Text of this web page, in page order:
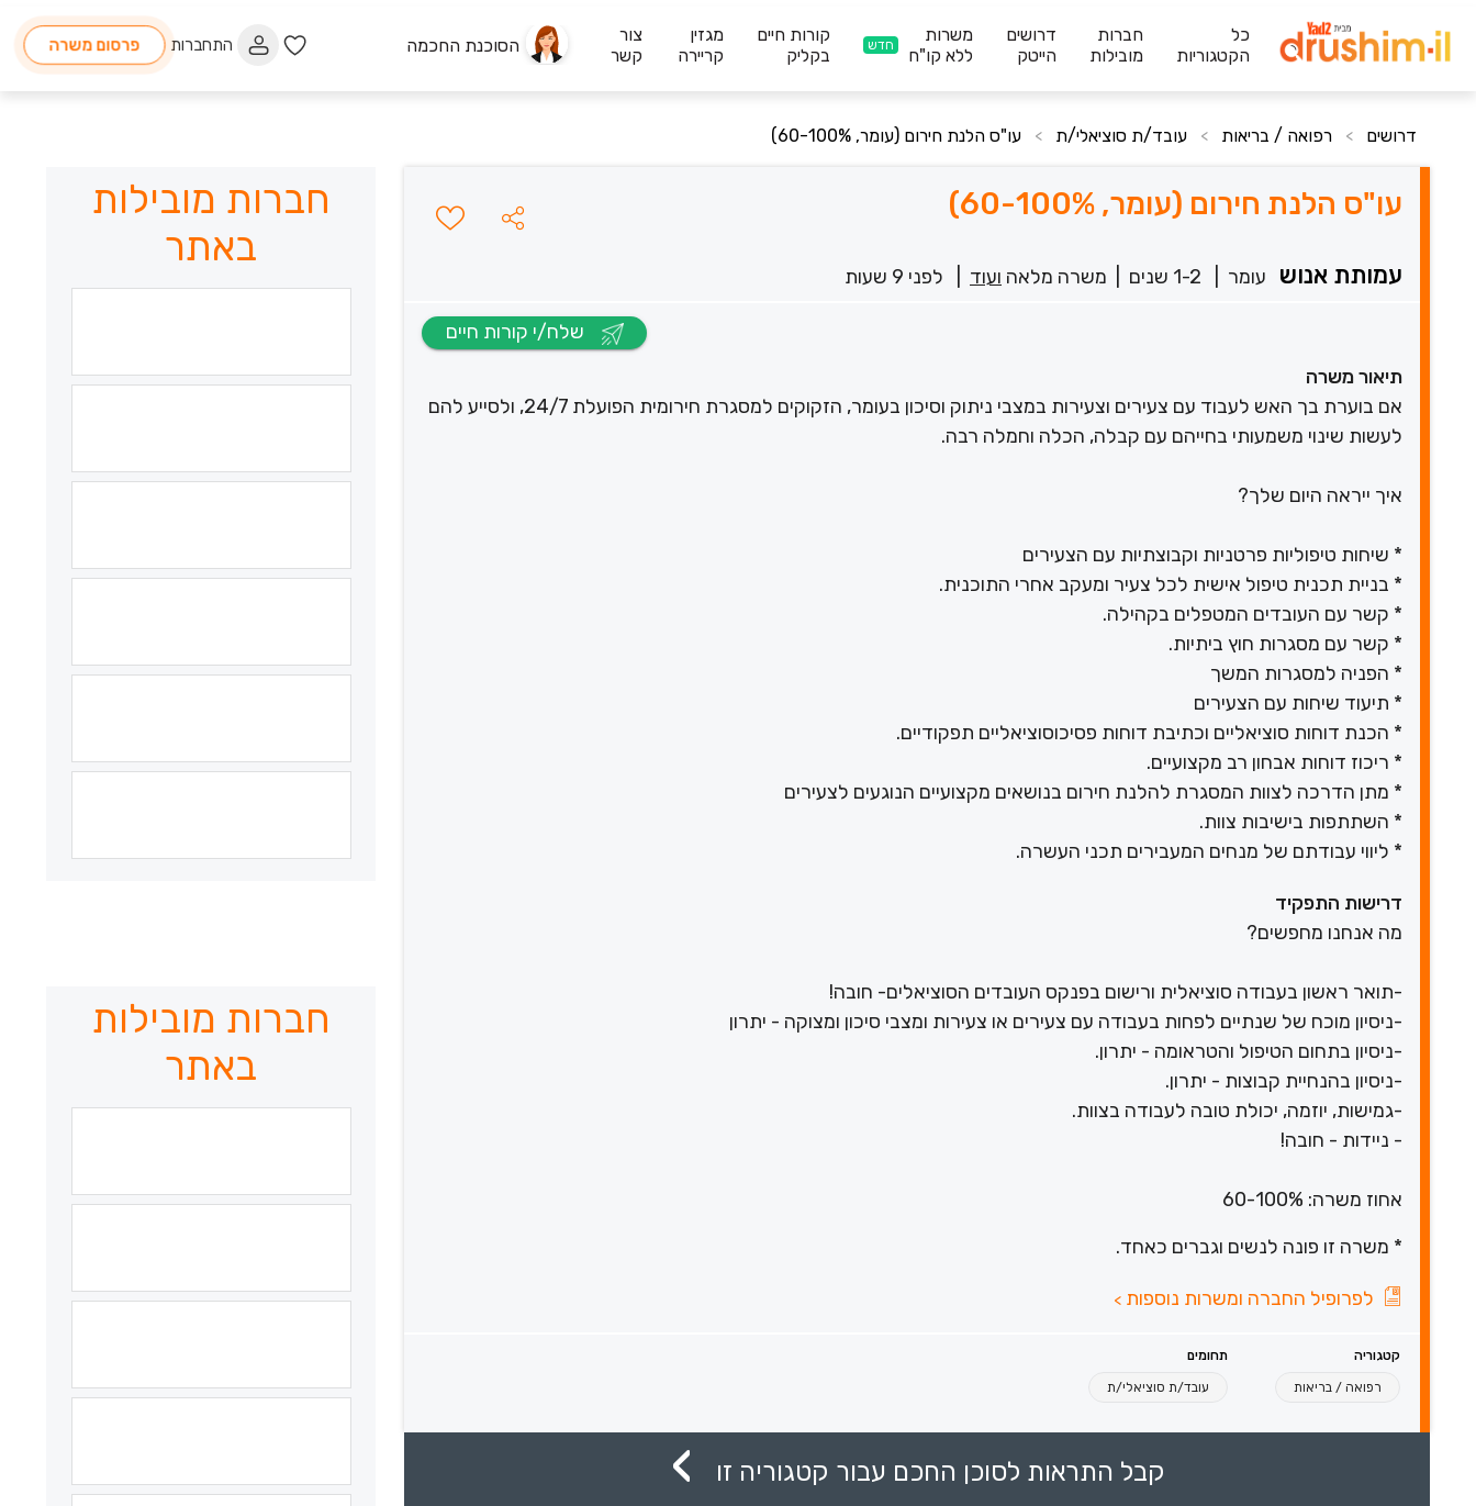
כל
הקטגוריות
חברות
מובילות
דרושים
הייטק
משרות
ללא קו"ח
חדש
קורות חיים
בקליק
מגזין
קריירה
צור
קשר
הסוכנת החכמה התחברות פרסום משרה
דרושים > רפואה / בריאות > עובד/ת סוציאלי/ת > עו"ס הלנת חירום (עומר, 60-100%)
עו"ס הלנת חירום (עומר, 60-100%)
עמותת אנוש עומר 1-2 שנים משרה מלאה ועוד לפני 9 שעות
תיאור משרה
אם בוערת בך האש לעבוד עם צעירים וצעירות במצבי ניתוק וסיכון בעומר, הזקוקים למסגרת חירומית הפועלת 24/7, ולסייע להם
לעשות שינוי משמעותי בחייהם עם קבלה, הכלה וחמלה רבה.
איך ייראה היום שלך?
* שיחות טיפוליות פרטניות וקבוצתיות עם הצעירים
* בניית תכנית טיפול אישית לכל צעיר ומעקב אחרי התוכנית.
* קשר עם העובדים המטפלים בקהילה.
* קשר עם מסגרות חוץ ביתיות.
* הפניה למסגרות המשך
* תיעוד שיחות עם הצעירים
* הכנת דוחות סוציאליים וכתיבת דוחות פסיכוסוציאליים תפקודיים.
* ריכוז דוחות אבחון רב מקצועיים.
* מתן הדרכה לצוות המסגרת להלנת חירום בנושאים מקצועיים הנוגעים לצעירים
* השתתפות בישיבות צוות.
* ליווי עבודתם של מנחים המעבירים תכני העשרה.
דרישות התפקיד
מה אנחנו מחפשים?
-תואר ראשון בעבודה סוציאלית ורישום בפנקס העובדים הסוציאלים- חובה!
-ניסיון מוכח של שנתיים לפחות בעבודה עם צעירים או צעירות ומצבי סיכון ומצוקה - יתרון
-ניסיון בתחום הטיפול והטראומה - יתרון.
-ניסיון בהנחיית קבוצות - יתרון.
-גמישות, יוזמה, יכולת טובה לעבודה בצוות.
- ניידות - חובה!
אחוז משרה: 60-100%
* משרה זו פונה לנשים וגברים כאחד.
לפרופיל החברה ומשרות נוספות >
קטגוריה תחומים
רפואה / בריאות עובד/ת סוציאלי/ת
קבל התראות לסוכן החכם עבור קטגוריה זו
חברות מובילות
באתר
חברות מובילות
באתר